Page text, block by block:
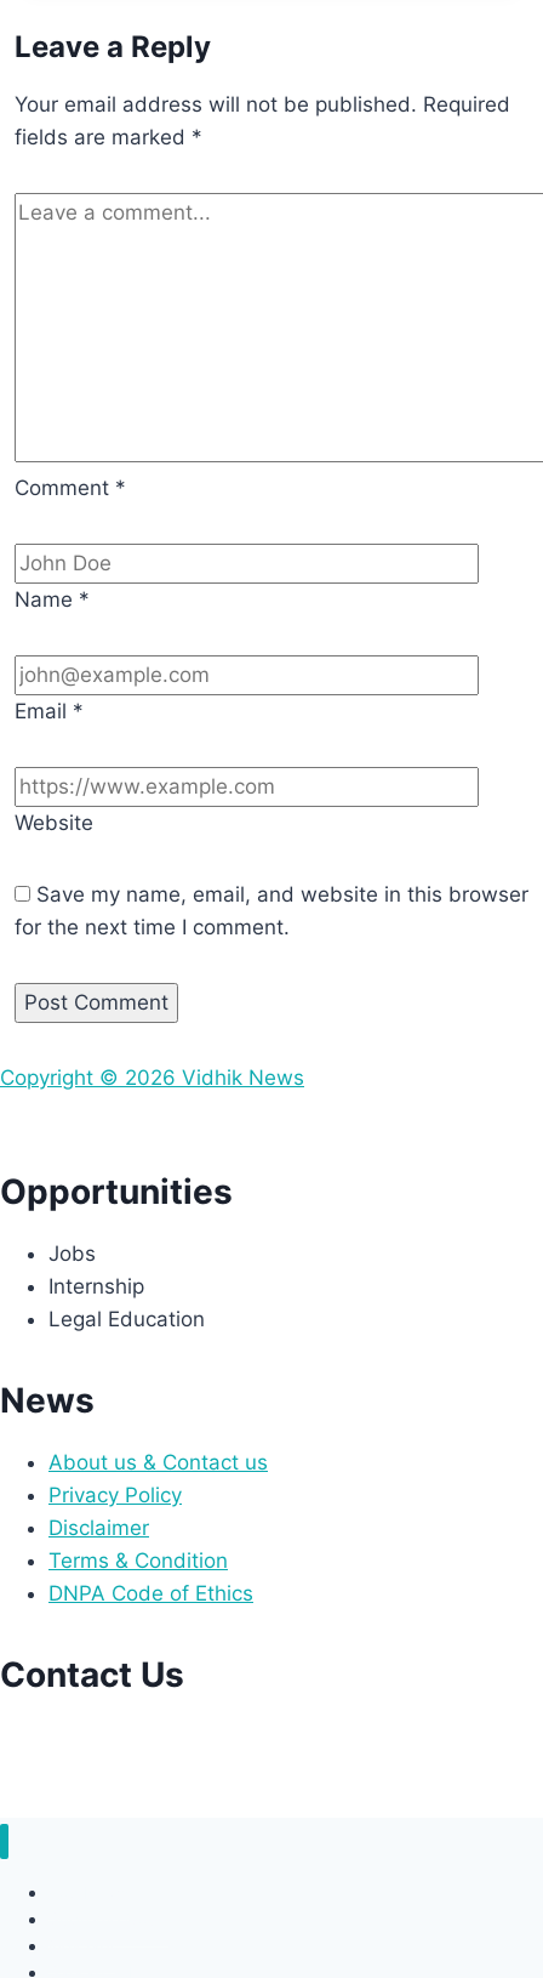
Leave a Reply
Your email address will not be published. Required
fields are marked *
Comment *
Name *
Email *
Website
Save my name, email, and website in this browser
for the next time I comment.
Copyright © 2026 Vidhik News
Opportunities
Jobs
Internship
Legal Education
News
About us & Contact us
Privacy Policy
Disclaimer
Terms & Condition
DNPA Code of Ethics
Contact Us